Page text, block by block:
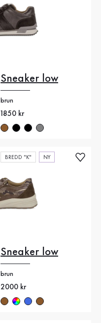
Sneaker low
brun
Nytt pris
1850 kr
BREDD "K" NY
Sneaker low
brun
Nytt pris
2000 kr